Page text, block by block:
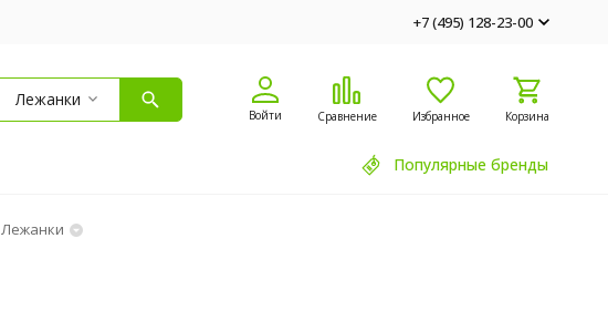
+7 (495) 128-23-00
Лежанки
Войти Сравнение Избранное Корзина
Популярные бренды
Лежанки